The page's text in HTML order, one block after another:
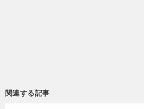
関連する記事